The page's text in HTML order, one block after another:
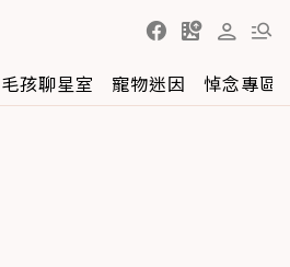
毛孩聊星室 寵物迷因 悼念專區